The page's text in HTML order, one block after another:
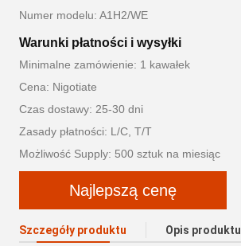
Numer modelu: A1H2/WE
Warunki płatności i wysyłki
Minimalne zamówienie: 1 kawałek
Cena: Nigotiate
Czas dostawy: 25-30 dni
Zasady płatności: L/C, T/T
Możliwość Supply: 500 sztuk na miesiąc
Najlepszą cenę
Szczegóły produktu Opis produktu